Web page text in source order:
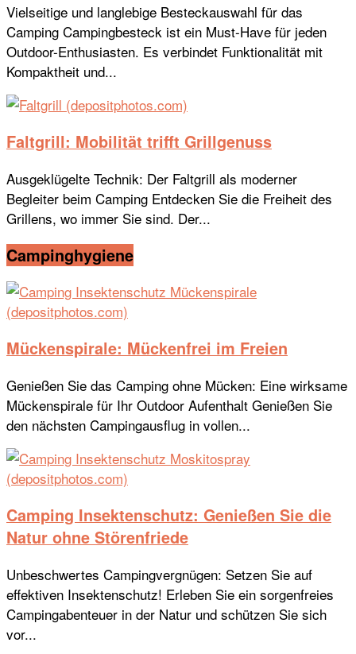
Vielseitige und langlebige Besteckauswahl für das
Camping Campingbesteck ist ein Must-Have für jeden
Outdoor-Enthusiasten. Es verbindet Funktionalität mit
Kompaktheit und...
Faltgrill: Mobilität trifft Grillgenuss
Ausgeklügelte Technik: Der Faltgrill als moderner
Begleiter beim Camping Entdecken Sie die Freiheit des
Grillens, wo immer Sie sind. Der...
Campinghygiene
Mückenspirale: Mückenfrei im Freien
Genießen Sie das Camping ohne Mücken: Eine wirksame
Mückenspirale für Ihr Outdoor Aufenthalt Genießen Sie
den nächsten Campingausflug in vollen...
Camping Insektenschutz: Genießen Sie die
Natur ohne Störenfriede
Unbeschwertes Campingvergnügen: Setzen Sie auf
effektiven Insektenschutz! Erleben Sie ein sorgenfreies
Campingabenteuer in der Natur und schützen Sie sich
vor...